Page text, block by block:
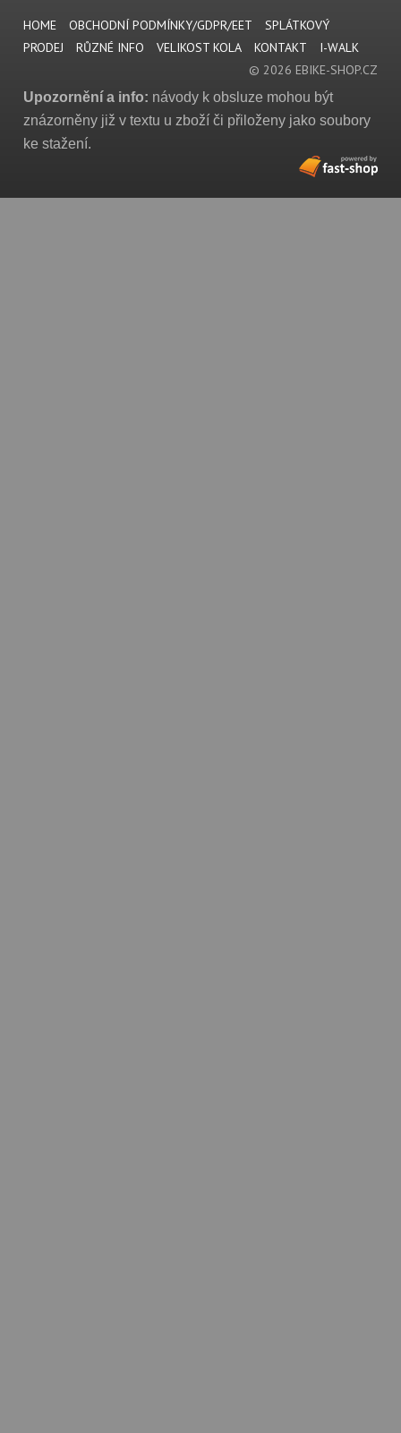
HOME OBCHODNÍ PODMÍNKY/GDPR/EET
SPLÁTKOVÝ
PRODEJ
RŮZNÉ INFO VELIKOST KOLA KONTAKT
I-WALK
© 2026 EBIKE-SHOP.CZ
Upozornění a info: návody k obsluze mohou být
znázorněny již v textu u zboží či přiloženy jako soubory
ke stažení.